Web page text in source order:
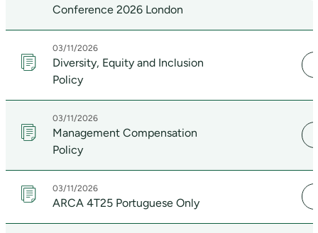
Conference 2026 London
03/11/2026
Diversity, Equity and Inclusion
Policy
03/11/2026
Management Compensation
Policy
03/11/2026
ARCA 4T25 Portuguese Only